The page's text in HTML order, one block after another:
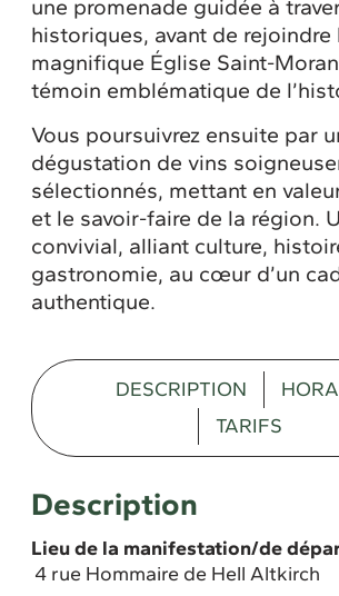
une promenade guidée à
historiques, avant de rejoindre
magnifique Église Saint-
témoin emblématique de
Vous poursuivrez ensuite par
dégustation de vins
sélectionnés, mettant en
et le savoir-faire de la région.
convivial, alliant culture,
gastronomie, au cœur d’un
authentique.
DESCRIPTION
TARIFS
Description
Lieu de la manifestation/de
4 rue Hommaire de Hell Altkirch